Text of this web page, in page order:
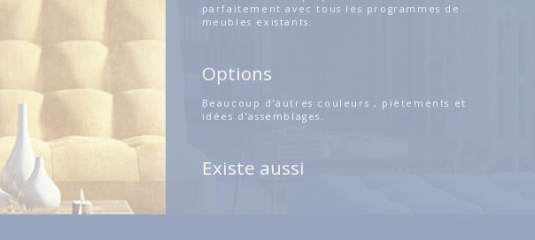
parfaitement avec tous les programmes de
meubles existants.
Options
Beaucoup d’autres couleurs , piètements et
idées d’assemblages.
Existe aussi